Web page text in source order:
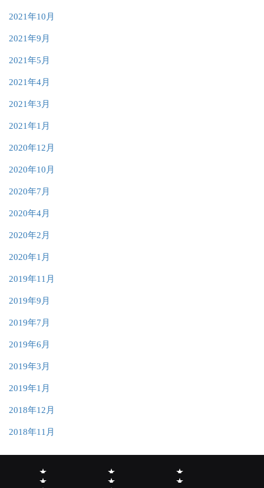
2021年10月
2021年9月
2021年5月
2021年4月
2021年3月
2021年1月
2020年12月
2020年10月
2020年7月
2020年4月
2020年2月
2020年1月
2019年11月
2019年9月
2019年7月
2019年6月
2019年3月
2019年1月
2018年12月
2018年11月